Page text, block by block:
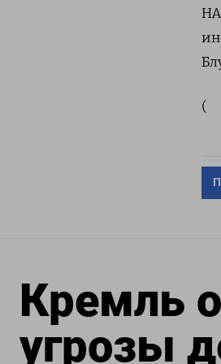
(
Кремль
угрозы